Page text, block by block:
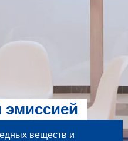
эмиссией
веществ и